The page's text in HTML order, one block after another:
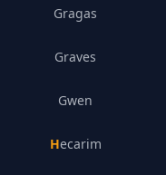
Gragas
Graves
Gwen
Hecarim